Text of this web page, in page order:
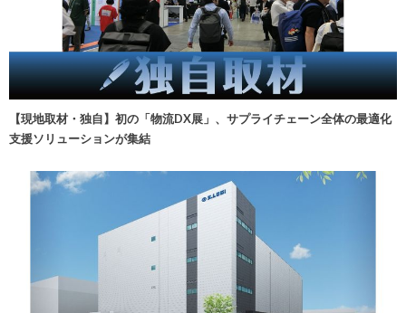
【現地取材・独自】初の「物流DX展」、サプライチェーン全体の最適化
支援ソリューションが集結